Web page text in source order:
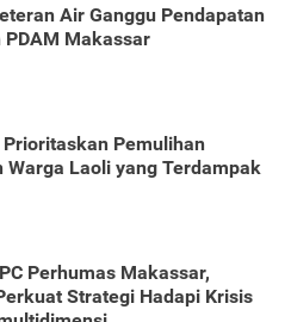
Air Ganggu Pendapatan
PDAM Makassar
Pemulihan
Warga Laoli yang Terdampak
Perhumas Makassar,
Strategi Hadapi Krisis